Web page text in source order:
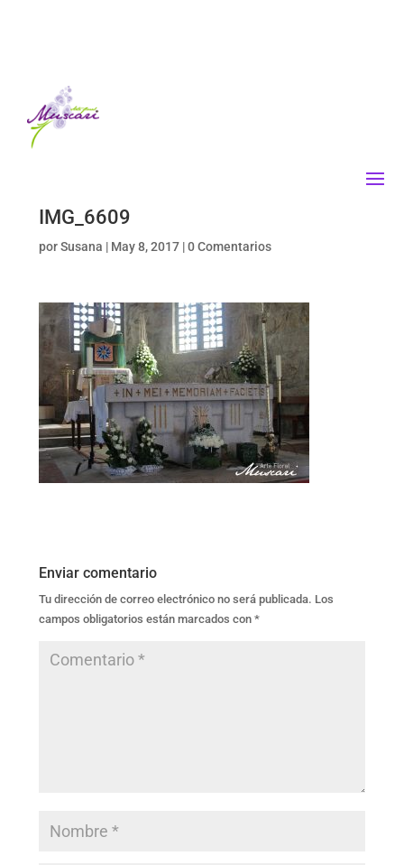
IMG_6609
porSusana | May 8, 2017|0 Comentarios
Enviar comentario
Tu dirección de correo electrónico no será publicada. Los
campos obligatorios están marcados con *